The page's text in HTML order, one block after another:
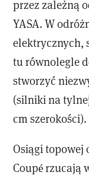
przez zależną
YASA. W
elektrycznych,
tu równolegle
stworzyć
(silniki na
cm szerokości).
Osiągi topowej
Coupé rzucają